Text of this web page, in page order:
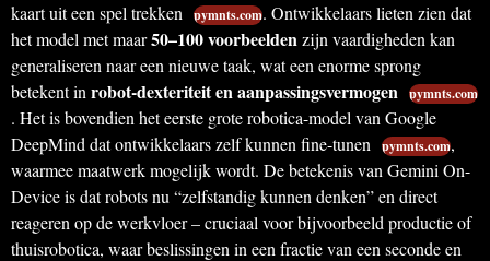
kaart uit een spel trekken
pymnts.com. Ontwikkelaars lieten zien dat
het model met maar50–100 voorbeeldenzijn vaardigheden kan
generaliseren naar een nieuwe taak, wat een enorme sprong
betekent in robot-dexteriteit en aanpassingsvermogen pymnts.com
. Het is bovendien het eerste grote robotica-model van Google
DeepMind dat ontwikkelaars zelf kunnen fine-tunen
pymnts.com,
waarmee maatwerk mogelijk wordt. De betekenis van Gemini On-
Device is dat robots nu “zelfstandig kunnen denken” en direct
reageren op de werkvloer – cruciaal voor bijvoorbeeld productie of
thuisrobotica, waar beslissingen in een fractie van een seconde en